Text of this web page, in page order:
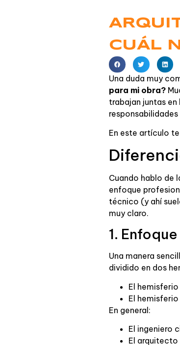
CUÁL
Una duda muy
para mi obra?
trabajan juntas
En este artículo
Cuando hablo de
enfoque
técnico (y ahí
muy claro.
1.
Una manera
dividido en dos
El
El
En general:
El ingeniero
El arquitecto